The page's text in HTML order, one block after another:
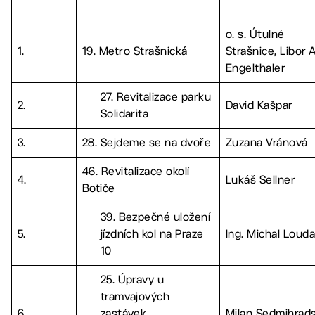
1. 19. Metro Strašnická
o. s. Útulné
Strašnice, Libor
Engelthaler
2.
27. Revitalizace parku
Solidarita
David Kašpar
3. 28. Sejdeme se na dvoře Zuzana Vránová
4.
46. Revitalizace okolí
Botiče
Lukáš Sellner
5.
39. Bezpečné uložení
jízdních kol na Praze
10
Ing. Michal Louda
25. Úpravy u
tramvajových